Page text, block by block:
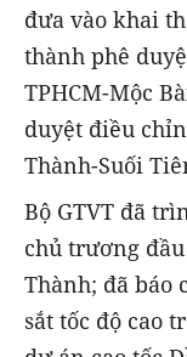
đưa vào khai
thành phê
TPHCM-Mộc
duyệt điều
Thành-Suối
Bộ GTVT đã
chủ trương
Thành; đã báo
sắt tốc độ cao